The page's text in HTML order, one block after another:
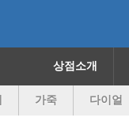
상점소개
가죽 다이얼